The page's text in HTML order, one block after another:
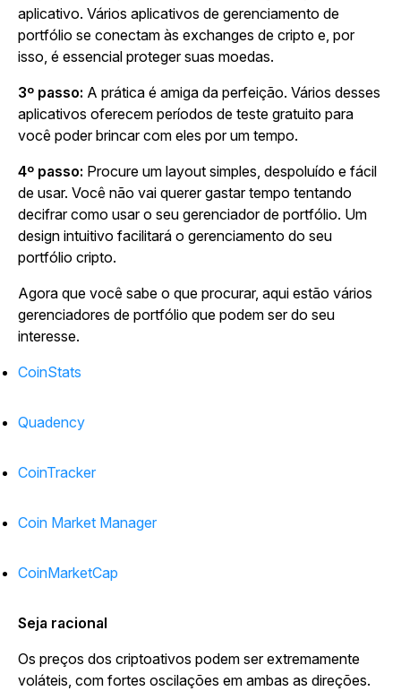
aplicativo. Vários aplicativos de gerenciamento de
portfólio se conectam às exchanges de cripto e, por
isso, é essencial proteger suas moedas.
3º passo: A prática é amiga da perfeição. Vários desses
aplicativos oferecem períodos de teste gratuito para
você poder brincar com eles por um tempo.
4º passo: Procure um layout simples, despoluído e fácil
de usar. Você não vai querer gastar tempo tentando
decifrar como usar o seu gerenciador de portfólio. Um
design intuitivo facilitará o gerenciamento do seu
portfólio cripto.
Agora que você sabe o que procurar, aqui estão vários
gerenciadores de portfólio que podem ser do seu
interesse.
CoinStats
Quadency
CoinTracker
Coin Market Manager
CoinMarketCap
Seja racional
Os preços dos criptoativos podem ser extremamente
voláteis, com fortes oscilações em ambas as direções.